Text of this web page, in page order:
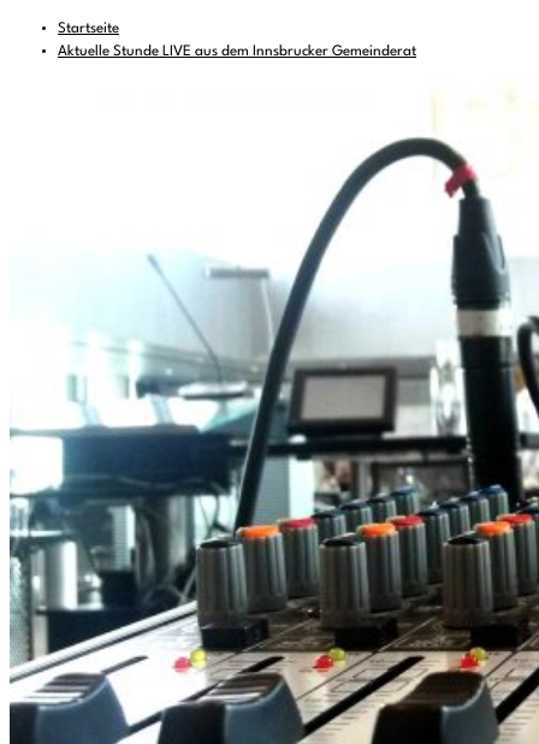
Startseite
Aktuelle Stunde LIVE aus dem Innsbrucker Gemeinderat